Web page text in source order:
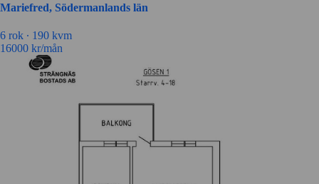
Mariefred, Södermanlands län
6 rok ∙ 190 kvm
16000 kr/mån